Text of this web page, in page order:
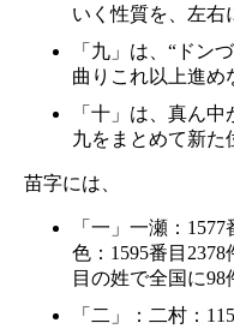
いく性質を、左右
「九」は、“ドン
曲りこれ以上進め
「十」は、真ん
九をまとめて新た
苗字には、
「一」一瀬：
色：1595番目
目の姓で全国に98
「二」：二村：